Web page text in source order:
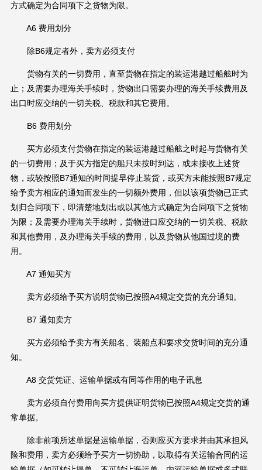
方式确定为合同项下之货物为限。
A6 费用划分
除B6规定者外，卖方必须支付
货物有关的一切费用，直至货物在指定的装运港越过船舷时为
止；及需要办理海关手续时，货物出口需要办理的海关手续费用及
出口时应交纳的一切关税、税款和其它费用。
B6 费用划分
买方必须支付货物在指定的装运港越过船舷之时起与货物有关
的一切费用；及于买方指定的船只未按时到达，或未接收上述货
物，或较按照B7通知的时间提早停止装货，或买方未能按照B7规定
给予卖方相应的通知而发生的一切额外费用，但以该项货物已正式
划归合同项下，即清楚地划出或以其他方式确定为合同项下之货物
为限；及需要办理海关手续时，货物进口应交纳的一切关税、税款
和其他费用，及办理海关手续的费用，以及货物从他国过境的费
用。
A7 通知买方
卖方必须给予买方说明货物已按照A4规定交货的充分通知。
B7 通知卖方
买方必须给予卖方有关船名、装船点和要求交货时间的充分通
知。
A8 交货凭证、运输单据或有同等作用的电子讯息
卖方必须自付费用向买方提供证明货物已按照A4规定交货的通
常单据。
除非前项所述单据是运输单据，否则应买方要求并由其承担风
险和费用，卖方必须给予买方一切协助，以取得有关运输合同的运